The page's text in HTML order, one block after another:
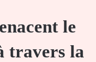
le
travers la